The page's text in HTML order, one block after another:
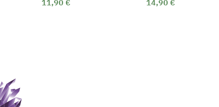
11,90 € 14,90 €